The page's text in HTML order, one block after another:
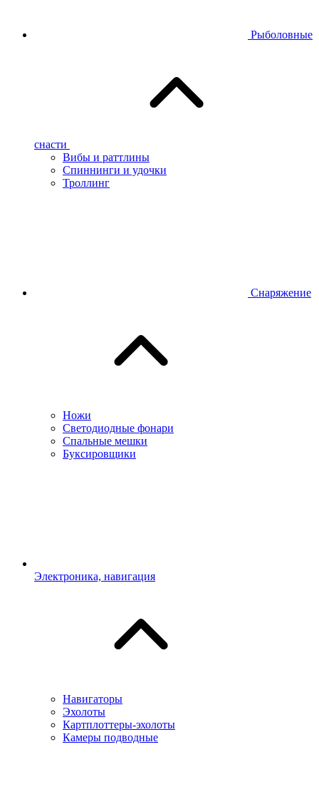
Рыболовные
снасти
Вибы и раттлины
Спиннинги и удочки
Троллинг
Снаряжение
Ножи
Светодиодные фонари
Спальные мешки
Буксировщики
Электроника, навигация
Навигаторы
Эхолоты
Картплоттеры-эхолоты
Камеры подводные